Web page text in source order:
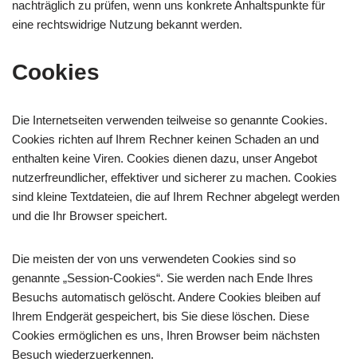
nachträglich zu prüfen, wenn uns konkrete Anhaltspunkte für
eine rechtswidrige Nutzung bekannt werden.
Cookies
Die Internetseiten verwenden teilweise so genannte Cookies.
Cookies richten auf Ihrem Rechner keinen Schaden an und
enthalten keine Viren. Cookies dienen dazu, unser Angebot
nutzerfreundlicher, effektiver und sicherer zu machen. Cookies
sind kleine Textdateien, die auf Ihrem Rechner abgelegt werden
und die Ihr Browser speichert.
Die meisten der von uns verwendeten Cookies sind so
genannte „Session-Cookies“. Sie werden nach Ende Ihres
Besuchs automatisch gelöscht. Andere Cookies bleiben auf
Ihrem Endgerät gespeichert, bis Sie diese löschen. Diese
Cookies ermöglichen es uns, Ihren Browser beim nächsten
Besuch wiederzuerkennen.